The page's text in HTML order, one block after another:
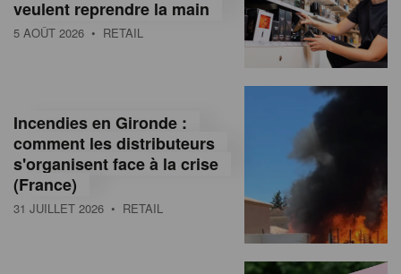
veulent reprendre la main
5 AOÛT 2026 • RETAIL
Incendies en Gironde :
comment les distributeurs
s'organisent face à la crise
(France)
31 JUILLET 2026 • RETAIL